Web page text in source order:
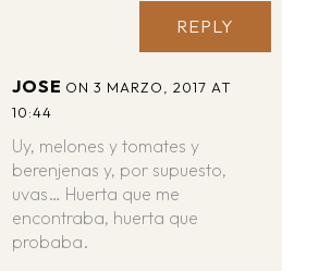
REPLY
JOSE ON 3 MARZO, 2017 AT
10:44
Uy, melones y tomates y
berenjenas y, por supuesto,
uvas… Huerta que me
encontraba, huerta que
probaba.